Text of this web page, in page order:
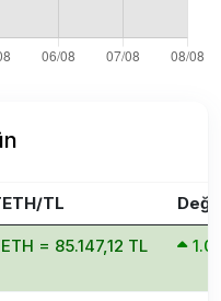
TL
= 85.147,12 TL